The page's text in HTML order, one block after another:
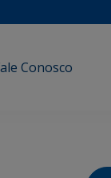
Conosco